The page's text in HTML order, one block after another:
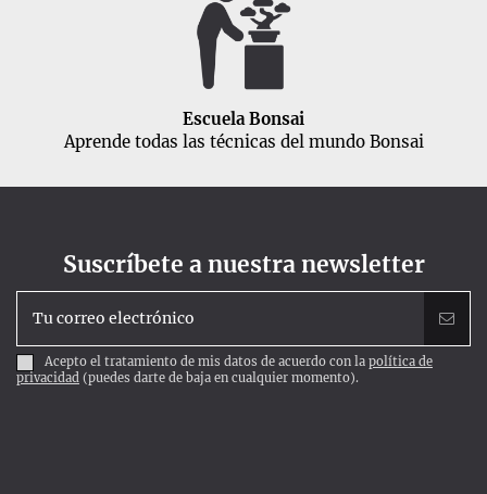
Escuela Bonsai
Aprende todas las técnicas del mundo Bonsai
Suscríbete a nuestra newsletter
Acepto el tratamiento de mis datos de acuerdo con la política de
privacidad (puedes darte de baja en cualquier momento).